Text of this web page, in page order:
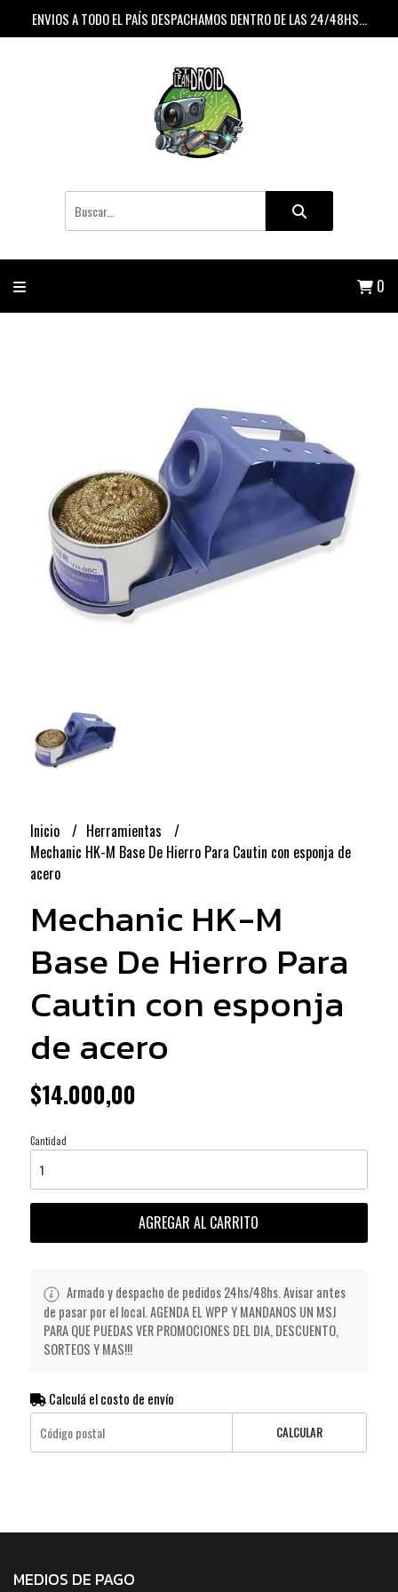
ENVIOS A TODO EL PAÍS DESPACHAMOS DENTRO DE LAS 24/48HS...
0
Inicio
Herramientas
Mechanic HK-M Base De Hierro Para Cautin con esponja de
acero
Mechanic HK-M
Base De Hierro Para
Cautin con esponja
de acero
$14.000,00
Cantidad
AGREGAR AL CARRITO
Armado y despacho de pedidos 24hs/48hs. Avisar antes
de pasar por el local. AGENDA EL WPP Y MANDANOS UN MSJ
PARA QUE PUEDAS VER PROMOCIONES DEL DIA, DESCUENTO,
SORTEOS Y MAS!!!
Calculá el costo de envío
CALCULAR
MEDIOS DE PAGO